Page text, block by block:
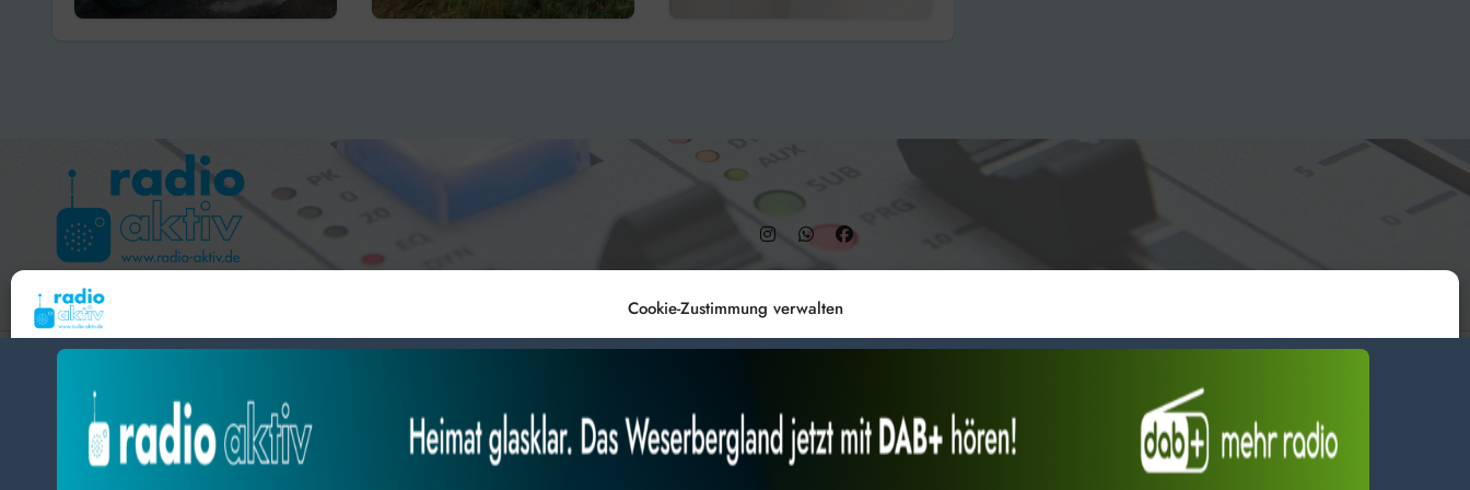
Cookie-Zustimmung verwalten
zustimmst, können wir Daten wie das Surfverhalten oder eindeutige IDs auf dieser Website
verarbeiten. Wenn du deine Zustimmung nicht erteilst oder zurückziehst, können bestimmte Merkmale
und Funktionen beeinträchtigt werden.
starten
Elternticket für
Hameln 99.3 – Bad Pyrmont 94.8 – Bad Münder 107.2 – DAB+ 9C
BlogDatabyThemeansar.